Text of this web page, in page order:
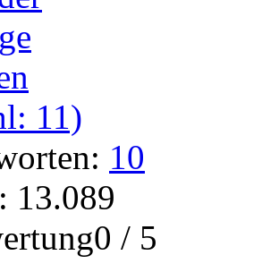
10
13.089
/ 5